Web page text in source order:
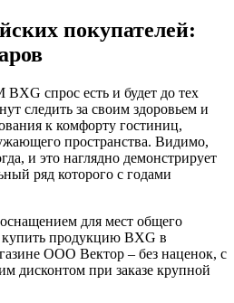
покупателей:
спрос есть и будет до тех
следить за своим здоровьем и
к комфорту гостиниц,
пространства. Видимо,
и это наглядно демонстрирует
ряд которого с годами
для мест общего
купить продукцию BXG в
ООО Вектор – без наценок, с
дисконтом при заказе крупной